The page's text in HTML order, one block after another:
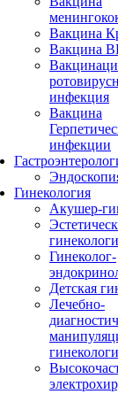
Вакцина
Вакцина
инфекция
Вакцина
инфекции
Гинекология
Акушер-
Гинеколог-
Детская
Лечебно-